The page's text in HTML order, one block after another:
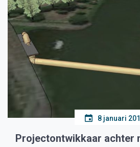
8 januari
Projectontwikkaar achter